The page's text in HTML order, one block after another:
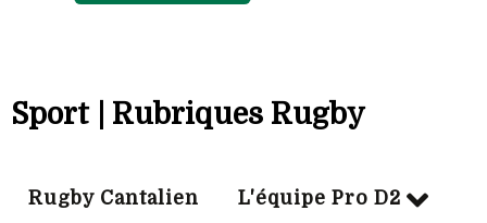
Sport | Rubriques Rugby
Rugby Cantalien L'équipe Pro D2